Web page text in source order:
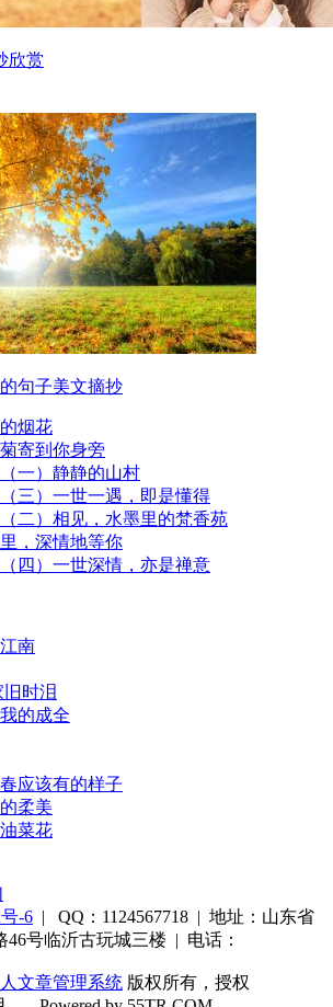
欣赏
句子美文摘抄
烟花
寄到你身旁
一）静静的山村
三）一世一遇，即是懂得
二）相见，水墨里的梵香苑
，深情地等你
四）一世深情，亦是禅意
南
时泪
的成全
应该有的样子
柔美
菜花
-6 | QQ：1124567718 | 地址：山东省
46号临沂古玩城三楼 | 电话：
文章管理系统 版权所有，授权